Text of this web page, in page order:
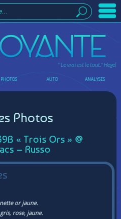
" Le vrai est le tout." Hegel
PHOTOS AUTO ANALYSES
Photos
« Trois Ors » @
– Russo
or jaune.
rose, jaune.